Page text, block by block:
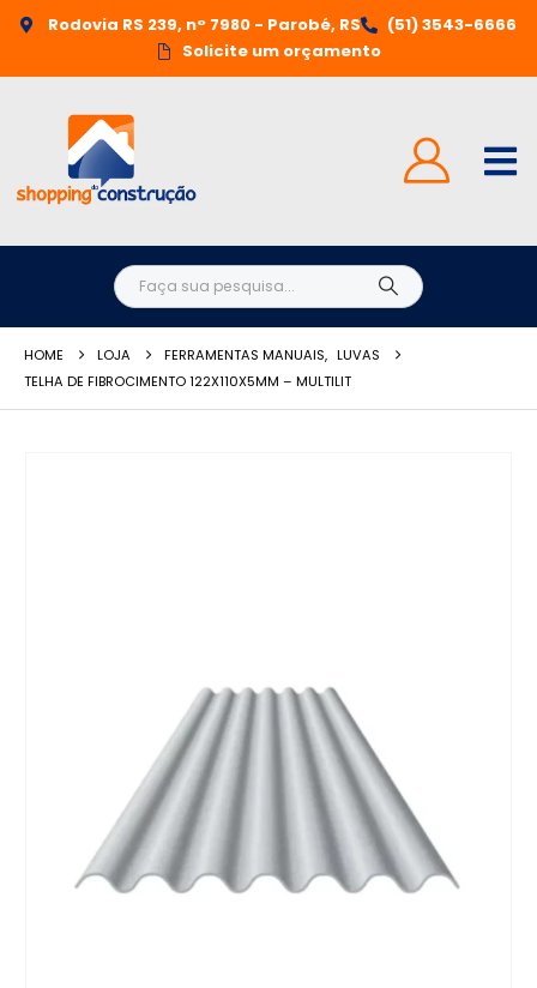
Rodovia RS 239, n° 7980 - Parobé, RS
(51) 3543-6666
Solicite um orçamento
HOME LOJA FERRAMENTAS MANUAIS, LUVAS
TELHA DE FIBROCIMENTO 122X110X5MM – MULTILIT